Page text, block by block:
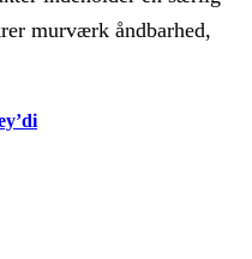
murværk åndbarhed,